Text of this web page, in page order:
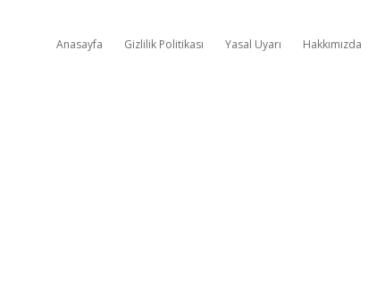
Anasayfa Gizlilik Politikası Yasal Uyarı Hakkımızda